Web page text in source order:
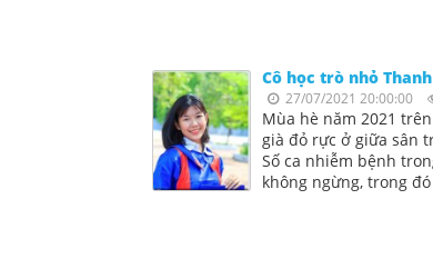
Cô học trò nhỏ
27/07/2021 20:00:00
Mùa hè năm 2021
già đỏ rực ở giữa sân
Số ca nhiễm bệnh
không ngừng, trong